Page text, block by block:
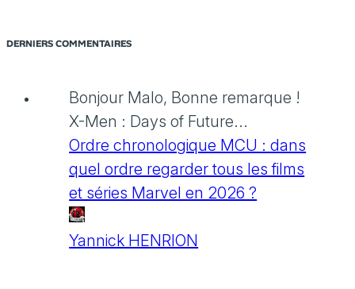
DERNIERS COMMENTAIRES
Bonjour Malo, Bonne remarque !
X-Men : Days of Future...
Ordre chronologique MCU : dans
quel ordre regarder tous les films
et séries Marvel en 2026 ?
Yannick HENRION